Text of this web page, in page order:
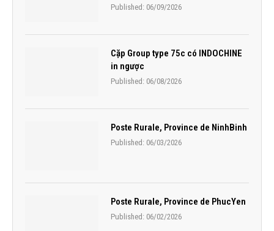
Published: 06/09/2026
Cặp Group type 75c có INDOCHINE
in ngược
Published: 06/08/2026
Poste Rurale, Province de NinhBinh
Published: 06/03/2026
Poste Rurale, Province de PhucYen
Published: 06/02/2026